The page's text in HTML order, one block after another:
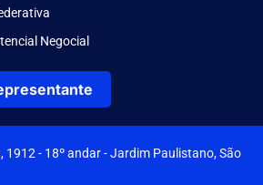
Negocial
1912 - 18º andar - Jardim Paulistano, São